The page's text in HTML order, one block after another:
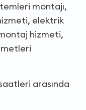
montajı,
elektrik
hizmeti,
arasında